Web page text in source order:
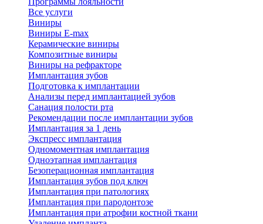
Все услуги
Виниры
Виниры E-max
Керамические виниры
Композитные виниры
Виниры на рефракторе
Имплантация зубов
Подготовка к имплантации
Анализы перед имплантацией зубов
Санация полости рта
Рекомендации после имплантации зубов
Имплантация за 1 день
Экспресс имплантация
Одномоментная имплантация
Одноэтапная имплантация
Безоперационная имплантация
Имплантация зубов под ключ
Имплантация при патологиях
Имплантация при пародонтозе
Имплантация при атрофии костной ткани